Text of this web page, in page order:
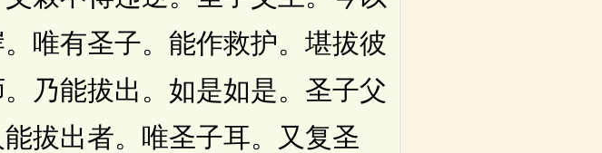
唯有圣子。能作救护。堪拔彼
乃能拔出。如是如是。圣子父
拔出者。唯圣子耳。又复圣